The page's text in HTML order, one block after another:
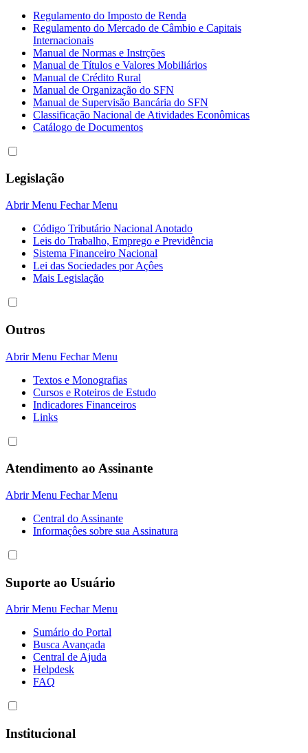
Regulamento do Imposto de Renda
Regulamento do Mercado de Câmbio e Capitais
Internacionais
Manual de Normas e Instrções
Manual de Títulos e Valores Mobiliários
Manual de Crédito Rural
Manual de Organização do SFN
Manual de Supervisão Bancária do SFN
Classificação Nacional de Atividades Econômicas
Catálogo de Documentos
Legislação
Abrir Menu Fechar Menu
Código Tributário Nacional Anotado
Leis do Trabalho, Emprego e Previdência
Sistema Financeiro Nacional
Lei das Sociedades por Açôes
Mais Legislação
Outros
Abrir Menu Fechar Menu
Textos e Monografias
Cursos e Roteiros de Estudo
Indicadores Financeiros
Links
Atendimento ao Assinante
Abrir Menu Fechar Menu
Central do Assinante
Informaçôes sobre sua Assinatura
Suporte ao Usuário
Abrir Menu Fechar Menu
Sumário do Portal
Busca Avançada
Central de Ajuda
Helpdesk
FAQ
Institucional